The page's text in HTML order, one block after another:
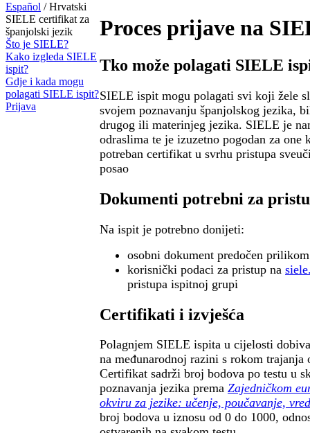
Español / Hrvatski
SIELE certifikat za
španjolski jezik
Što je SIELE?
Kako izgleda SIELE
ispit?
Gdje i kada mogu
polagati SIELE ispit?
Prijava
Proces prijave na
Tko može polagati SIELE
SIELE ispit mogu polagati svi koji žele
svojem poznavanju španjolskog jezika,
drugog ili materinjeg jezika. SIELE je
odraslima te je izuzetno pogodan za one
potreban certifikat u svrhu pristupa
posao
Dokumenti potrebni za
Na ispit je potrebno donijeti:
osobni dokument predočen
korisnički podaci za pristup na
pristupa ispitnoj grupi
Certifikati i izvješća
Polagnjem SIELE ispita u cijelosti
na međunarodnoj razini s rokom trajanja
Certifikat sadrži broj bodova po testu u
poznavanja jezika prema Zajedničkom
okviru za jezike: učenje, poučavanje,
broj bodova u iznosu od 0 do 1000,